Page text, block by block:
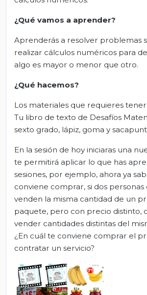
¿Qué vamos a aprender?
Aprenderás a resolver problemas
realizar cálculos numéricos para
algo es mayor o menor que otro.
¿Qué hacemos?
Los materiales que requieres tener
Tu libro de texto de Desafíos
sexto grado, lápiz, goma y
En la sesión de hoy iniciaras una
te permitirá aplicar lo que has
sesiones, por ejemplo, ahora ya
conviene comprar, si dos personas
venden la misma cantidad de un
paquete, pero con precio distinto,
vender cantidades distintas del
¿En cuál te conviene comprar el
contratar un servicio?